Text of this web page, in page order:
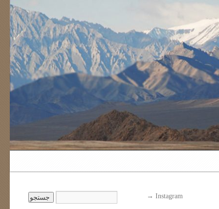
Instagram
→